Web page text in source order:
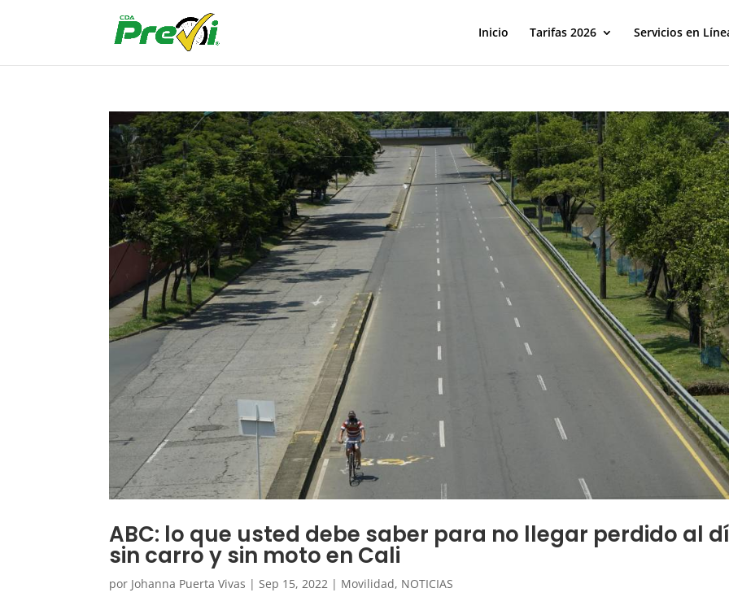
Inicio Tarifas 2026 Servicios en
ABC: lo que usted debe saber para no llegar perdido al
sin carro y sin moto en Cali
por Johanna Puerta Vivas | Sep 15, 2022 | Movilidad, NOTICIAS